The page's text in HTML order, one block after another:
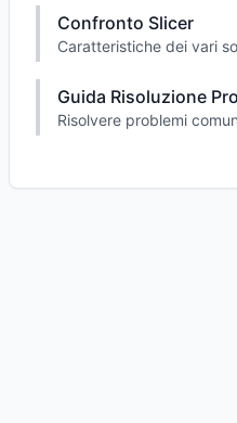
Confronto Slicer
Caratteristiche dei vari
Guida Risoluzione
Risolvere problemi